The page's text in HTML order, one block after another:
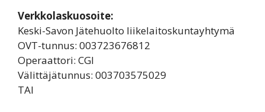
Verkkolaskuosoite:
Keski-Savon Jätehuolto liikelaitoskuntayhtymä
OVT-tunnus: 003723676812
Operaattori: CGI
Välittäjätunnus: 003703575029
TAI